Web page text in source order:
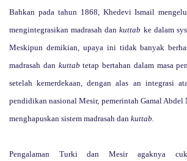
Bahkan pada tahun 1868, Khedevi Ismail
mengintegrasikan madrasah dankuttab ke dalam
Meskipun demikian, upaya ini tidak banyak
madrasah dan kuttabtetap bertahan dalam masa
setelah kemerdekaan, dengan alas an integrasi
pendidikan nasional Mesir, pemerintah Gamal Abdel
menghapuskan sistem madrasah dan kuttab.
Pengalaman Turki dan Mesir agaknya